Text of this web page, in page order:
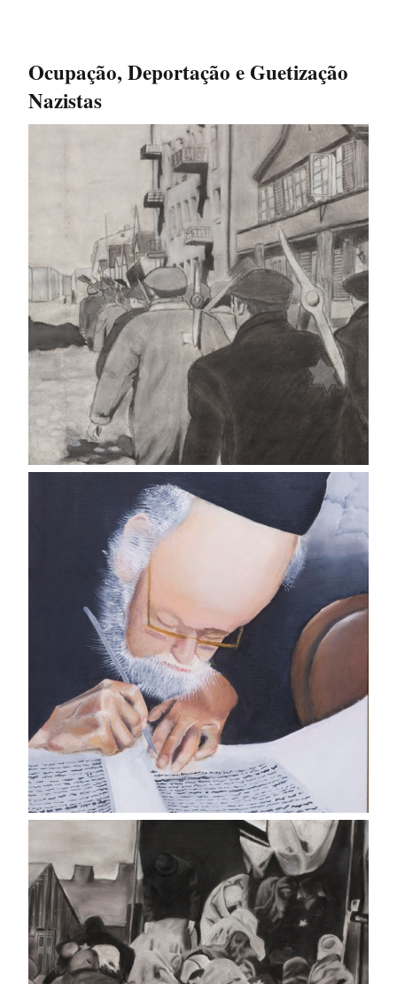
Ocupação, Deportação e Guetização
Nazistas